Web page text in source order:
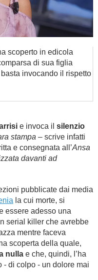
scoperto in edicola
di sua figlia
invocando il rispetto
e invoca il silenzio
stampa – scrive infatti
e consegnata all’Ansa
davanti ad
pubblicate dai media
la cui morte, si
essere adesso una
serial killer che avrebbe
mentre faceva
scoperta della quale,
nulla e che, quindi, l’ha
di colpo - un dolore mai